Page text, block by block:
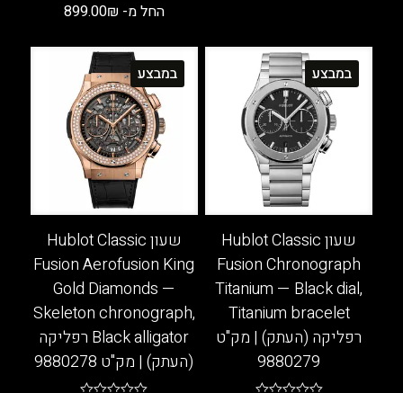
יש
מספר
סוגים.
ניתן
לבחור
את
האפשרויות
בעמוד
המוצר
החל מ- 899.00₪
זה
יש
מספר
סוגים.
ניתן
לבחור
את
האפשרויות
בעמוד
המוצר
במבצע
שעון Hublot Classic
Fusion Chronograph
Titanium — Black dial,
Titanium bracelet
רפליקה (העתק) | מק"ט
9880279
במבצע
שעון Hublot Classic
Fusion Aerofusion King
Gold Diamonds —
Skeleton chronograph,
Black alligator רפליקה
(העתק) | מק"ט 9880278